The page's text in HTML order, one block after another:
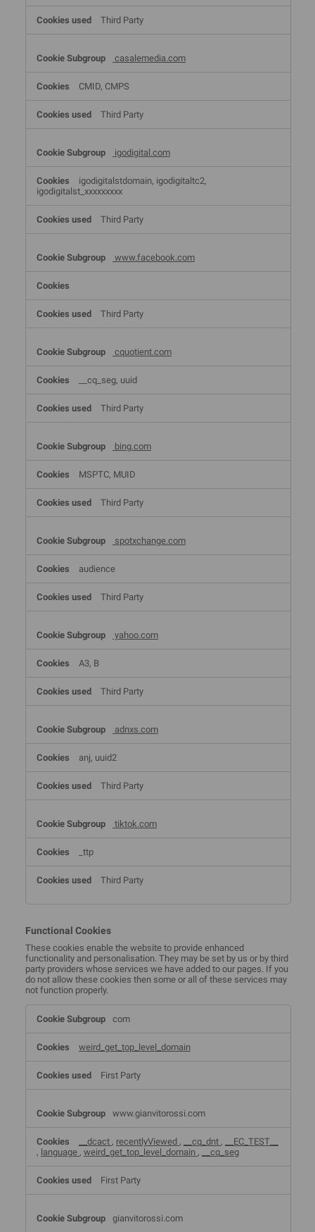
Third Party
casalemedia.com
CMID, CMPS
Third Party
igodigital.com
igodigitalstdomain, igodigitaltc2,
igodigitalst_xxxxxxxxx
Third Party
www.facebook.com
Third Party
cquotient.com
__cq_seg, uuid
Third Party
bing.com
MSPTC, MUID
Third Party
spotxchange.com
audience
Third Party
yahoo.com
A3, B
Third Party
adnxs.com
anj, uuid2
Third Party
tiktok.com
_ttp
Third Party
Functional Cookies
These cookies enable the website to provide enhanced
functionality and personalisation. They may be set by us or by third
party providers whose services we have added to our pages. If you
do not allow these cookies then some or all of these services may
not function properly.
Cookies
com
weird_get_top_level_domain
First Party
www.gianvitorossi.com
__dcact , recentlyViewed , __cq_dnt ,
__EC_TEST__
, language , weird_get_top_level_domain , __cq_seg
First Party
gianvitorossi.com